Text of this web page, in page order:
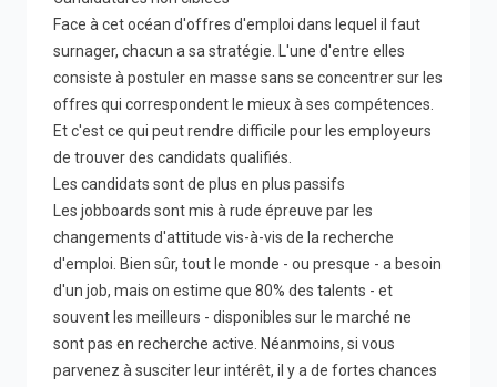
Face à cet océan d'offres d'emploi dans lequel il faut
surnager, chacun a sa stratégie. L'une d'entre elles
consiste à postuler en masse sans se concentrer sur les
offres qui correspondent le mieux à ses compétences.
Et c'est ce qui peut rendre difficile pour les employeurs
de trouver des candidats qualifiés.
Les candidats sont de plus en plus passifs
Les jobboards sont mis à rude épreuve par les
changements d'attitude vis-à-vis de la recherche
d'emploi. Bien sûr, tout le monde - ou presque - a besoin
d'un job, mais on estime que 80% des talents - et
souvent les meilleurs - disponibles sur le marché ne
sont pas en recherche active. Néanmoins, si vous
parvenez à susciter leur intérêt, il y a de fortes chances